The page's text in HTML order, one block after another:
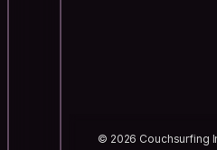
© 2026 Couchsurfing